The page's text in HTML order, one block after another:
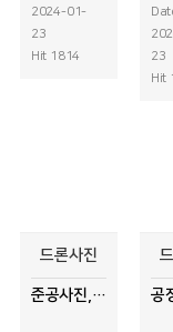
2024-01-
23
Hit 1814
23
Hit
드론사진
준공사진, 회사건물 드론사진촬영